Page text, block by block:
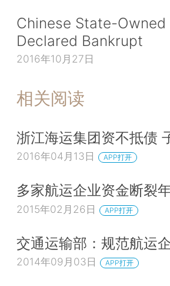
Chinese State-
Declared Bankrupt
2016年10月27日
相关阅读
浙江海运集团资不抵债
2016年04月13日 APP打开
多家航运企业资金断裂
2015年02月26日 APP打开
交通运输部：规范航运
2014年09月03日 APP打开